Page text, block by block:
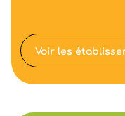
Voir les